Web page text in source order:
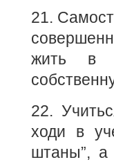
21.
жить в
22.
ходи в
штаны”, а